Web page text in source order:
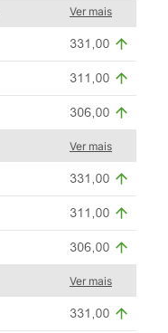
Ver mais
Ver mais
Ver mais